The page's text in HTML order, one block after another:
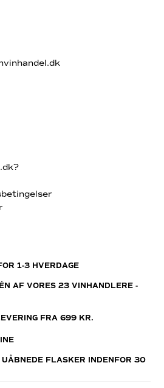
1-3 HVERDAGE
AF VORES 23 VINHANDLERE -
FRA 699 KR.
UÅBNEDE FLASKER INDENFOR 30